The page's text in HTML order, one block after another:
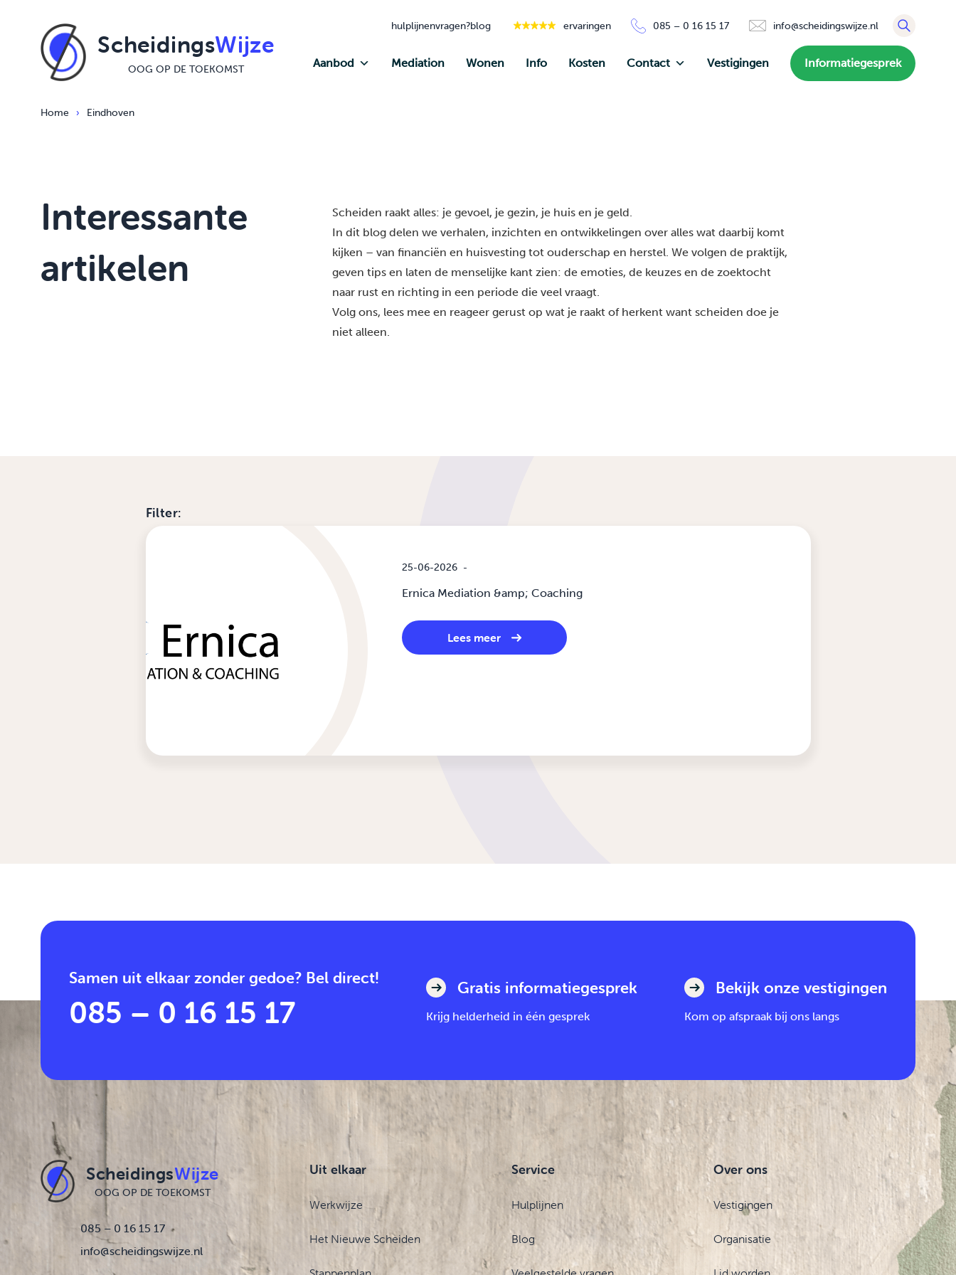
ScheidingsWijze
OOG OP DE TOEKOMST
hulplijnenvragen?blog ervaringen 085 – 0 16 15 17 info@scheidingswijze.nl
Aanbod Mediation Wonen Info Kosten Contact Vestigingen Informatiegesprek
Home › Eindhoven
Interessante
artikelen
Scheiden raakt alles: je gevoel, je gezin, je huis en je geld.
In dit blog delen we verhalen, inzichten en ontwikkelingen over alles wat daarbij komt
kijken – van financiën en huisvesting tot ouderschap en herstel. We volgen de praktijk,
geven tips en laten de menselijke kant zien: de emoties, de keuzes en de zoektocht
naar rust en richting in een periode die veel vraagt.
Volg ons, lees mee en reageer gerust op wat je raakt of herkent want scheiden doe je
niet alleen.
Filter:
25-06-2026 -
Ernica Mediation &amp; Coaching
Lees meer
Samen uit elkaar zonder gedoe? Bel direct!
085 – 0 16 15 17
Gratis informatiegesprek
Krijg helderheid in één gesprek
Bekijk onze vestigingen
Kom op afspraak bij ons langs
ScheidingsWijze
OOG OP DE TOEKOMST
085 – 0 16 15 17
info@scheidingswijze.nl
Uit elkaar
Werkwijze
Het Nieuwe Scheiden
Service
Hulplijnen
Blog
Over ons
Vestigingen
Organisatie